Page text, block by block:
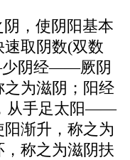
，使阴阳基本
取阴数(双数
少阴经——厥阴
为滋阴；阳经
从手足太阳——
渐升，称之为
称之为滋阴扶